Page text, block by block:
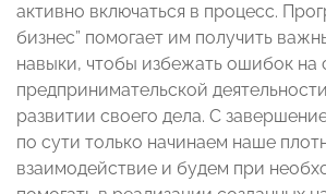
активно включаться в процесс.
бизнес” помогает им получить
навыки, чтобы избежать ошибок на
предпринимательской
развитии своего дела. С
по сути только начинаем наше
взаимодействие и будем при